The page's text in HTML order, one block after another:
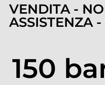
VENDITA -
ASSISTENZA -
150